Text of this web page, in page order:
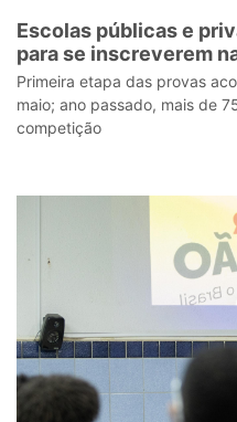
Escolas públicas e
para se inscreverem
Estatística
Primeira etapa das provas
maio; ano passado, mais de
competição